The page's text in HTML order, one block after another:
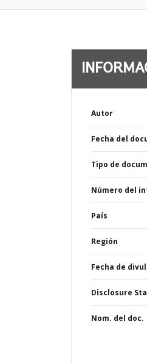
Autor
Fecha del
Tipo de
Número del
País
Región
Fecha de
Disclosure
Nom. del doc.